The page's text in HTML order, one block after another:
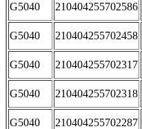
G5040 210404255702586
G5040 210404255702458
G5040 210404255702317
G5040 210404255702318
G5040 210404255702287